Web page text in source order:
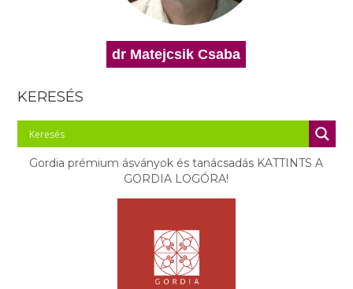
dr Matejcsik Csaba
KERESÉS
Gordia prémium ásványok és tanácsadás KATTINTS A
GORDIA LOGÓRA!